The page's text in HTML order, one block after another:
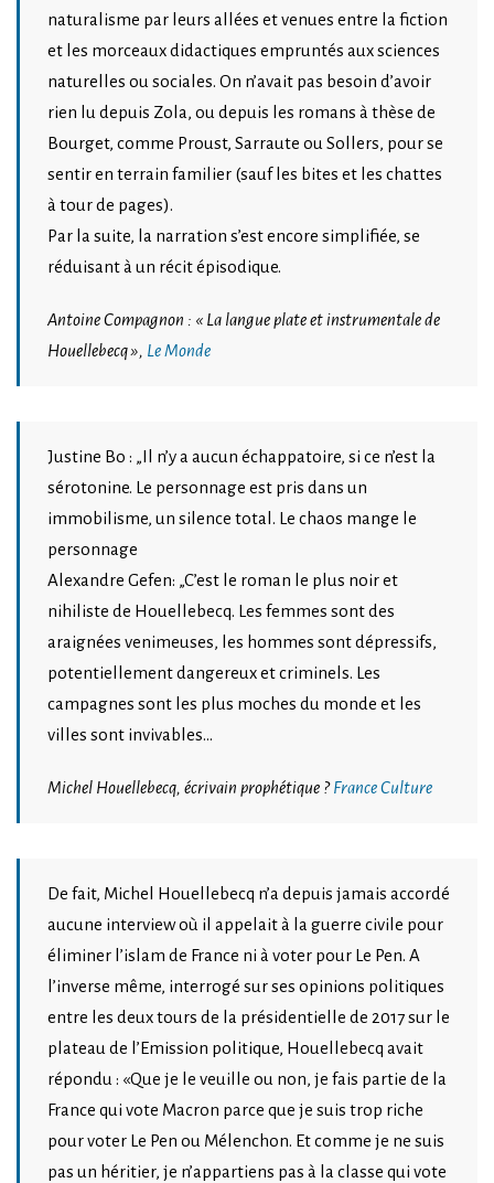
naturalisme par leurs allées et venues entre la fiction
et les morceaux didactiques empruntés aux sciences
naturelles ou sociales. On n’avait pas besoin d’avoir
rien lu depuis Zola, ou depuis les romans à thèse de
Bourget, comme Proust, Sarraute ou Sollers, pour se
sentir en terrain familier (sauf les bites et les chattes
à tour de pages).
Par la suite, la narration s’est encore simplifiée, se
réduisant à un récit épisodique.
Antoine Compagnon : « La langue plate et instrumentale de
Houellebecq », Le Monde
Justine Bo : „Il n’y a aucun échappatoire, si ce n’est la
sérotonine. Le personnage est pris dans un
immobilisme, un silence total. Le chaos mange le
personnage
Alexandre Gefen: „C’est le roman le plus noir et
nihiliste de Houellebecq. Les femmes sont des
araignées venimeuses, les hommes sont dépressifs,
potentiellement dangereux et criminels. Les
campagnes sont les plus moches du monde et les
villes sont invivables…
Michel Houellebecq, écrivain prophétique ?France Culture
De fait, Michel Houellebecq n’a depuis jamais accordé
aucune interview où il appelait à la guerre civile pour
éliminer l’islam de France ni à voter pour Le Pen. A
l’inverse même, interrogé sur ses opinions politiques
entre les deux tours de la présidentielle de 2017 sur le
plateau de l’Emission politique, Houellebecq avait
répondu : «Que je le veuille ou non, je fais partie de la
France qui vote Macron parce que je suis trop riche
pour voter Le Pen ou Mélenchon. Et comme je ne suis
pas un héritier, je n’appartiens pas à la classe qui vote